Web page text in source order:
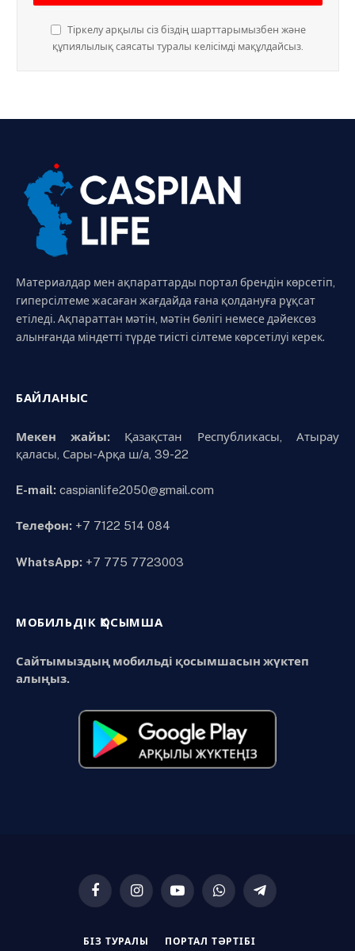
Тіркелу арқылы сіз біздің шарттарымызбен және
құпиялылық саясаты туралы келісімді мақұлдайсыз.
Материалдар мен ақпараттарды портал брендін көрсетіп,
гиперсілтеме жасаған жағдайда ғана қолдануға рұқсат
етіледі. Ақпараттан мәтін, мәтін бөлігі немесе дәйексөз
алынғанда міндетті түрде тиісті сілтеме көрсетілуі керек.
БАЙЛАНЫС
Мекен жайы:Қазақстан Республикасы, Атырау
қаласы, Сары-Арқа ш/а, 39-22
E-mail: caspianlife2050@gmail.com
Телефон: +7 7122 514 084
WhatsApp: +7 775 7723003
МОБИЛЬДІК ҚОСЫМША
Сайтымыздың мобильді қосымшасын жүктеп
алыңыз.
FacebookInstagramYouTubeWhatsAppTelegram
БІЗ ТУРАЛЫ ПОРТАЛ ТӘРТІБІ